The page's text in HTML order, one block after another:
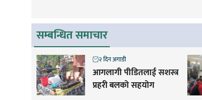
सम्बन्धित समाचार
आगलागी पीडितलाई सशस्त्र
प्रहरी बलको सहयोग
२ दिन अगाडी